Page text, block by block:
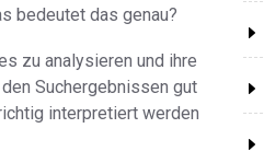
bedeutet das genau?
zu analysieren und ihre
Suchergebnissen gut
interpretiert werden